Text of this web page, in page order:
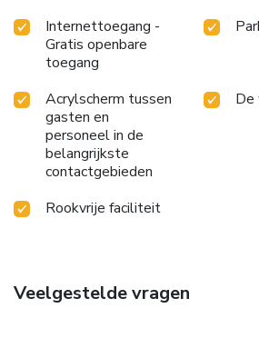
Internettoegang -
Gratis openbare
toegang
Acrylscherm tussen
gasten en
personeel in de
belangrijkste
contactgebieden
De
Rookvrije faciliteit
Veelgestelde vragen